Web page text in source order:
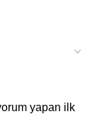
yapan ilk